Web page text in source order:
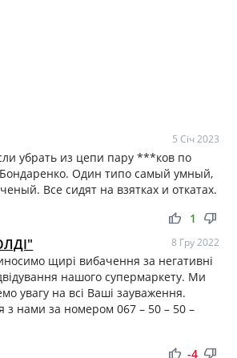
5 Січ 2023
убрать из цепи пару ***ков по
Один типо самый умный,
Все сидят на взятках и откатах.
thumb_up thumb_down
1
8 Гру 2022
щирі вибачення за негативні
нашого супермаркету. Ми
увагу на всі Ваші зауваження.
з нами за номером 067 – 50 – 50 –
thumb_up thumb_down
-4